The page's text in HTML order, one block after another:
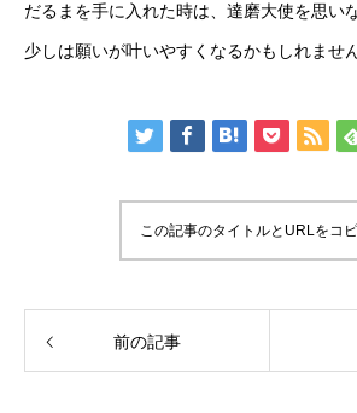
だるまを手に入れた時は、達磨大使を思い
少しは願いが叶いやすくなるかもしれません
この記事のタイトルとURLをコ
前の記事